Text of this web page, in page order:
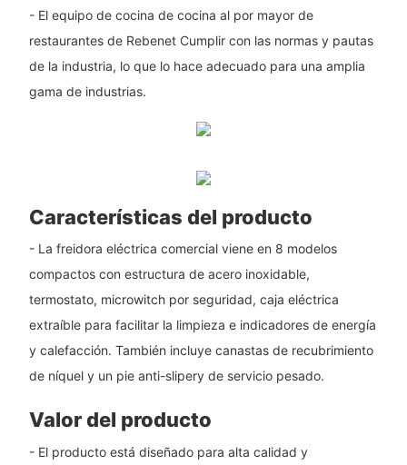
- El equipo de cocina de cocina al por mayor de
restaurantes de Rebenet Cumplir con las normas y pautas
de la industria, lo que lo hace adecuado para una amplia
gama de industrias.
Características del producto
- La freidora eléctrica comercial viene en 8 modelos
compactos con estructura de acero inoxidable,
termostato, microwitch por seguridad, caja eléctrica
extraíble para facilitar la limpieza e indicadores de energía
y calefacción. También incluye canastas de recubrimiento
de níquel y un pie anti-slipery de servicio pesado.
Valor del producto
- El producto está diseñado para alta calidad y